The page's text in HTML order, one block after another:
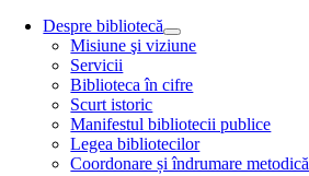
Despre bibliotecă
Misiune şi viziune
Servicii
Biblioteca în cifre
Scurt istoric
Manifestul bibliotecii publice
Legea bibliotecilor
Coordonare și îndrumare metodică